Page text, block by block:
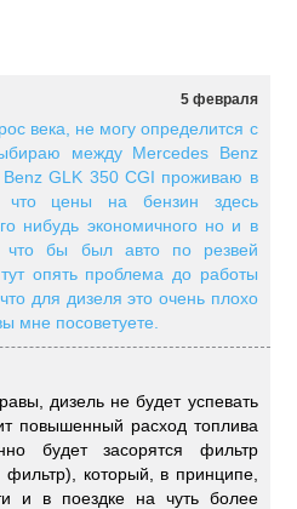
5 февраля
века, не могу определится с
между Mercedes Benz
GLK 350 CGI проживаю в
что цены на бензин здесь
нибудь экономичного но и в
что бы был авто по резвей
опять проблема до работы
для дизеля это очень плохо
мне посоветуете.
дизель не будет успевать
повышенный расход топлива
будет засорятся фильтр
который, в принципе,
и в поездке на чуть более